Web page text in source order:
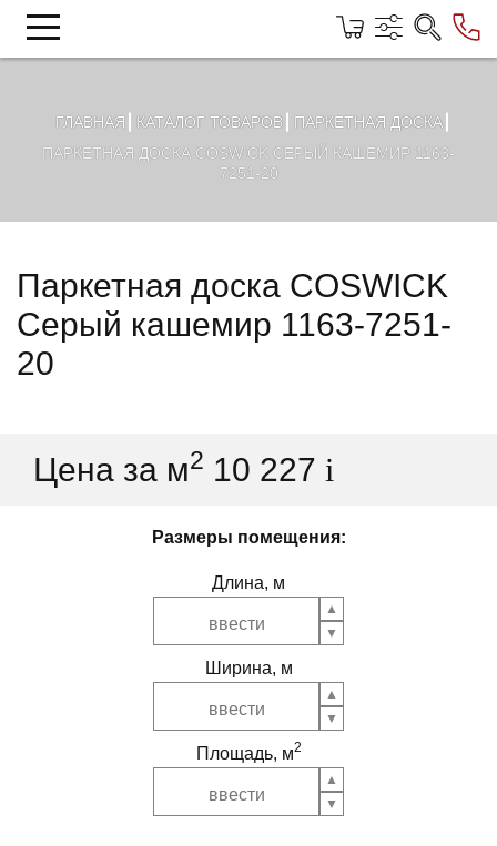
ГЛАВНАЯ КАТАЛОГ ТОВАРОВ
ПАРКЕТНАЯ ДОСКА
ПАРКЕТНАЯ ДОСКА COSWICK СЕРЫЙ КАШЕМИР 1163-
7251-20
Паркетная доска COSWICK
Серый кашемир 1163-7251-
20
Цена за м2 10 227 i
Размеры помещения:
Длина, м
Ширина, м
Площадь, м2